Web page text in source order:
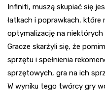
Infiniti, muszą skupiać się
łatkach i poprawkach, które
optymalizację na
Gracze skarżyli się, że
sprzętu i spełnienia
sprzętowych, gra na ich
W wyniku tego twórcy gry